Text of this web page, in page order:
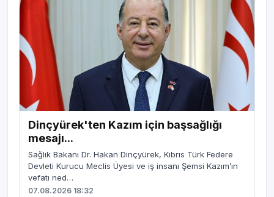
Dinçyürek'ten Kazım için başsağlığı
mesajı...
Sağlık Bakanı Dr. Hakan Dinçyürek, Kıbrıs Türk Federe
Devleti Kurucu Meclis Üyesi ve iş insanı Şemsi Kazım’ın
vefatı ned…
07.08.2026 18:32